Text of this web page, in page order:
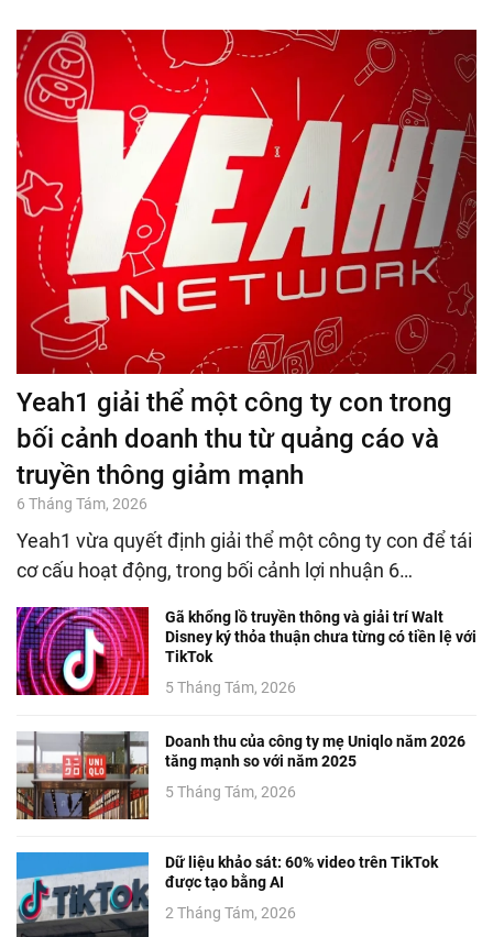
Yeah1 giải thể một công ty con trong
bối cảnh doanh thu từ quảng cáo và
truyền thông giảm mạnh
6 Tháng Tám, 2026
Yeah1 vừa quyết định giải thể một công ty con để tái
cơ cấu hoạt động, trong bối cảnh lợi nhuận 6…
Gã khổng lồ truyền thông và giải trí Walt
Disney ký thỏa thuận chưa từng có tiền lệ với
TikTok
5 Tháng Tám, 2026
Doanh thu của công ty mẹ Uniqlo năm 2026
tăng mạnh so với năm 2025
5 Tháng Tám, 2026
Dữ liệu khảo sát: 60% video trên TikTok
được tạo bằng AI
2 Tháng Tám, 2026